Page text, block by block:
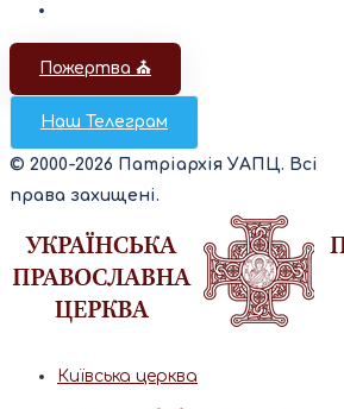
Пожертва ⛪️
Наш Телеграм
© 2000-2026 Патріархія УАПЦ. Всі
права захищені.
Київська церква